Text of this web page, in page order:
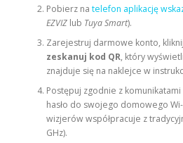
Pobierz na telefon aplikację
EZVIZlub Tuya Smart).
Zarejestruj darmowe konto,
zeskanuj kod QR, który
znajduje się na naklejce w
Postępuj zgodnie z
hasło do swojego domowego
wizjerów współpracuje z
GHz).